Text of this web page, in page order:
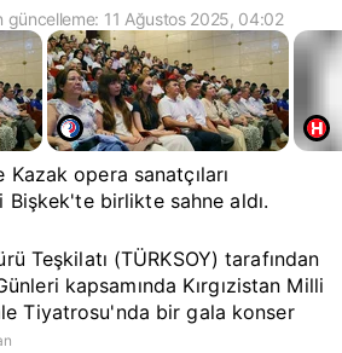
güncelleme: 11 Ağustos 2025, 04:02
Kazak opera sanatçıları
Bişkek'te birlikte sahne aldı.
Teşkilatı (TÜRKSOY) tarafından
kapsamında Kırgızistan Milli
Tiyatrosu'nda bir gala konser